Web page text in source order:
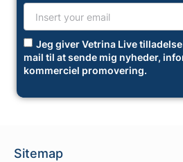
Jeg giver Vetrina Live
mail til at sende mig nyheder,
kommerciel promovering.
Sitemap